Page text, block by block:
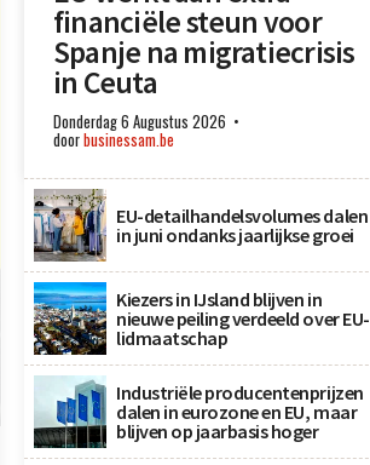
financiële steun voor
Spanje na migratiecrisis
in Ceuta
Donderdag 6 Augustus 2026
doorbusinessam.be
EU-detailhandelsvolumes dalen
in juni ondanks jaarlijkse groei
Kiezers in IJsland blijven in
nieuwe peiling verdeeld over EU-
lidmaatschap
Industriële producentenprijzen
dalen in eurozone en EU, maar
blijven op jaarbasis hoger